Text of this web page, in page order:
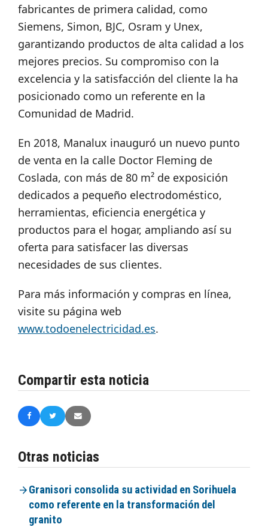
fabricantes de primera calidad, como
Siemens, Simon, BJC, Osram y Unex,
garantizando productos de alta calidad a los
mejores precios. Su compromiso con la
excelencia y la satisfacción del cliente la ha
posicionado como un referente en la
Comunidad de Madrid.
En 2018, Manalux inauguró un nuevo punto
de venta en la calle Doctor Fleming de
Coslada, con más de 80 m² de exposición
dedicados a pequeño electrodoméstico,
herramientas, eficiencia energética y
productos para el hogar, ampliando así su
oferta para satisfacer las diversas
necesidades de sus clientes.
Para más información y compras en línea,
visite su página web
www.todoenelectricidad.es.
Compartir esta noticia
Otras noticias
Granisori consolida su actividad en Sorihuela
como referente en la transformación del
granito